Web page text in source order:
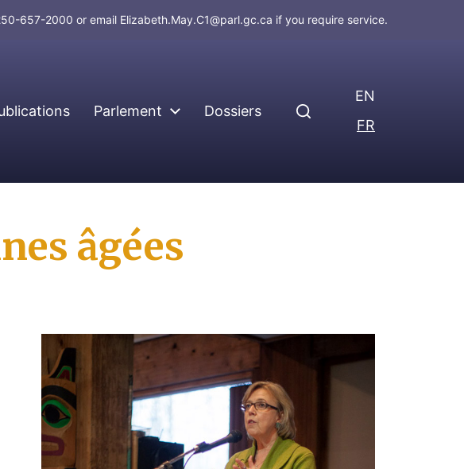
657-2000 or email Elizabeth.May.C1@parl.gc.ca if you require service.
Parlement Dossiers
EN
FR
âgées